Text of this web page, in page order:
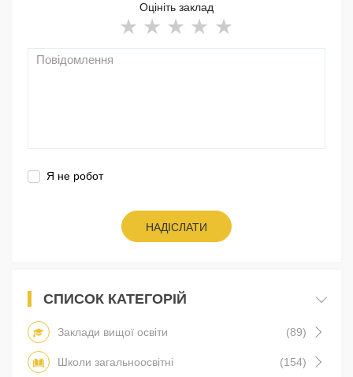
Оцініть заклад
Я не робот
НАДІСЛАТИ
СПИСОК КАТЕГОРІЙ
Заклади вищої освіти (89)
Школи загальноосвітні (154)